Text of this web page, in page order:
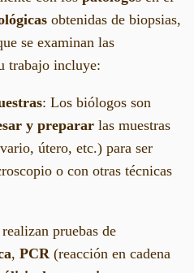
obtenidas de biopsias,
se examinan las
trabajo incluye:
: Los biólogos son
y preparar las muestras
útero, etc.) para ser
o con otras técnicas
pruebas de
, PCR (reacción en cadena